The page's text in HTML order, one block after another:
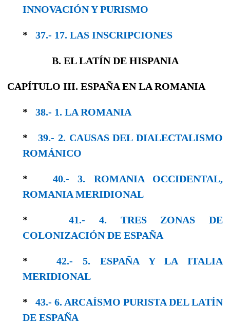
INNOVACIÓN Y PURISMO
* 37.- 17. LAS INSCRIPCIONES
B. EL LATÍN DE HISPANIA
CAPÍTULO III. ESPAÑA EN LA ROMANIA
* 38.- 1. LA ROMANIA
*39.- 2. CAUSAS DEL DIALECTALISMO
RO­MÁNICO
* 40.- 3. ROMANIA OCCIDENTAL,
ROMANIA MERIDIONAL
*41.- 4. TRES ZONAS DE
COLONIZACIÓN DE ESPAÑA
*42.- 5. ESPAÑA Y LA ITALIA
MERIDIONAL
* 43.- 6. ARCAÍSMO PURISTA DEL LATÍN
DE ESPAÑA